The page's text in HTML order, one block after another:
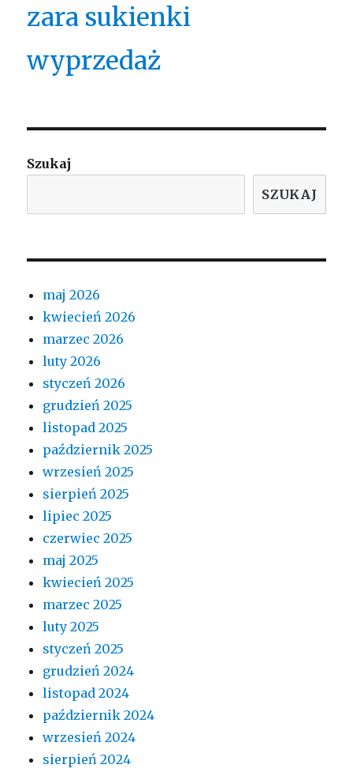
zara sukienki
wyprzedaż
Szukaj
SZUKAJ
maj 2026
kwiecień 2026
marzec 2026
luty 2026
styczeń 2026
grudzień 2025
listopad 2025
październik 2025
wrzesień 2025
sierpień 2025
lipiec 2025
czerwiec 2025
maj 2025
kwiecień 2025
marzec 2025
luty 2025
styczeń 2025
grudzień 2024
listopad 2024
październik 2024
wrzesień 2024
sierpień 2024